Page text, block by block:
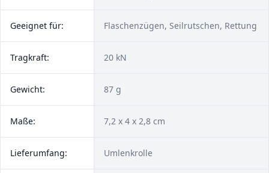
Geeignet für: Flaschenzügen, Seilrutschen, Rettung
Tragkraft: 20 kN
Gewicht: 87 g
Maße: 7,2 x 4 x 2,8 cm
Lieferumfang: Umlenkrolle